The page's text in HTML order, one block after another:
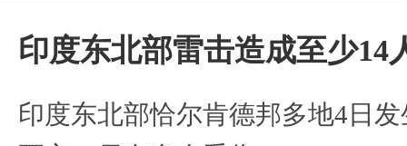
印度东北部雷击造成至少14
印度东北部恰尔肯德邦多地4日